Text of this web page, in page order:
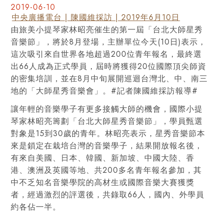
2019-06-10
中央廣播電台 | 陳國維採訪 | 2019年6月10日
由旅美小提琴家林昭亮催生的第一屆「台北大師星秀
音樂節」，將於8月登場，主辦單位今天(10日)表示，
這次吸引來自世界各地超過200位青年報名，最終選
出66人成為正式學員，屆時將獲得20位國際頂尖師資
的密集培訓，並在8月中旬展開巡迴台灣北、中、南三
地的「大師星秀音樂會」。#記者陳國維採訪報導#
讓年輕的音樂學子有更多接觸大師的機會，國際小提
琴家林昭亮籌劃「台北大師星秀音樂節」，學員甄選
對象是15到30歲的青年。林昭亮表示，星秀音樂節本
來是鎖定在栽培台灣的音樂學子，結果開放報名後，
有來自美國、日本、韓國、新加坡、中國大陸、香
港、澳洲及英國等地、共200多名青年報名參加，其
中不乏知名音樂學院的高材生或國際音樂大賽獲獎
者，經過激烈的評選後，共錄取66人，國內、外學員
約各佔一半。